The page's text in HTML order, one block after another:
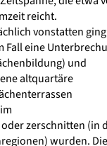
reicht.
vonstatten
Fall eine
und
altquartäre
zerschnitten (in
wurden.